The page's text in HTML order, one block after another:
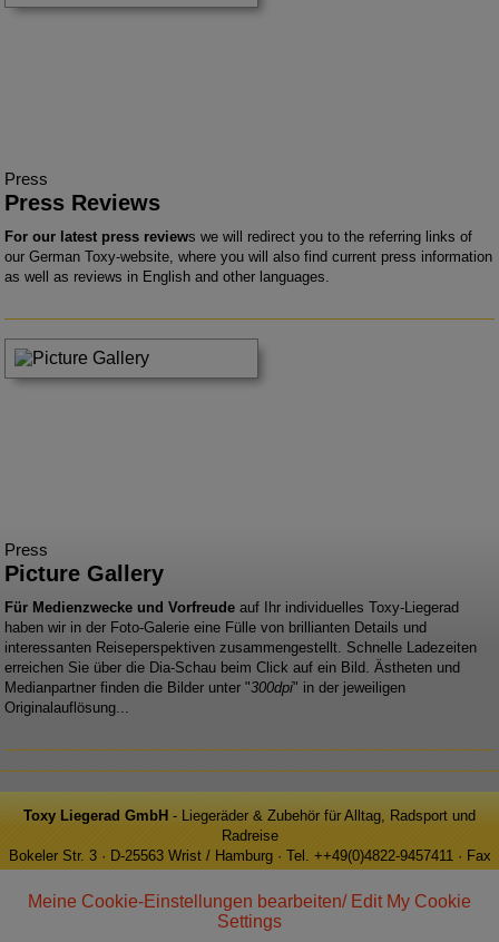
Press
Press Reviews
For our latest press reviews we will redirect you to the referring links of
our German Toxy-website, where you will also find current press information
as well as reviews in English and other languages.
Press
Picture Gallery
Für Medienzwecke und Vorfreude auf Ihr individuelles Toxy-Liegerad
haben wir in der Foto-Galerie eine Fülle von brillianten Details und
interessanten Reiseperspektiven zusammengestellt. Schnelle Ladezeiten
erreichen Sie über die Dia-Schau beim Click auf ein Bild. Ästheten und
Medianpartner finden die Bilder unter "300dpi" in der jeweiligen
Originalauflösung...
Toxy Liegerad GmbH- Liegeräder & Zubehör für Alltag, Radsport und
Radreise
Bokeler Str. 3 · D-25563 Wrist / Hamburg · Tel. ++49(0)4822-9457411 · Fax
++49(0)4822-9457413 · e-Mail: info@toxy.de
Meine Cookie-Einstellungen bearbeiten/ Edit My Cookie
Settings